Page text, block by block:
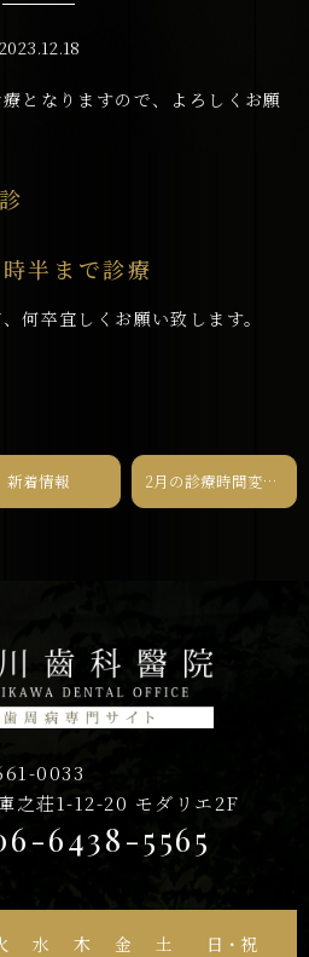
2023.12.18
となりますので、よろしくお願
半まで診療
何卒宜しくお願い致します。
新着情報 2月の診療時間変更のお知らせ
0033
之荘1-12-20 モダリエ2F
6438-5565
水 木 金 土 日・祝